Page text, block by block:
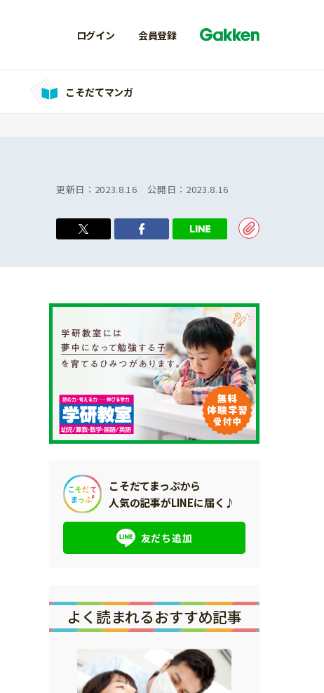
ログイン 会員登録
こそだてマンガ
更新日： 2023.8.16 公開日： 2023.8.16
こそだてまっぷから
人気の記事がLINEに届く♪
友だち追加
よく読まれるおすすめ記事